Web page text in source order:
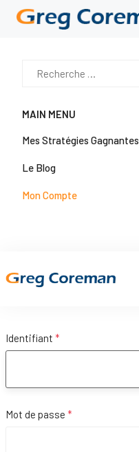
MAIN MENU
Mes Stratégies Gagnantes
Le Blog
Mon Compte
Identifiant *
Mot de passe *